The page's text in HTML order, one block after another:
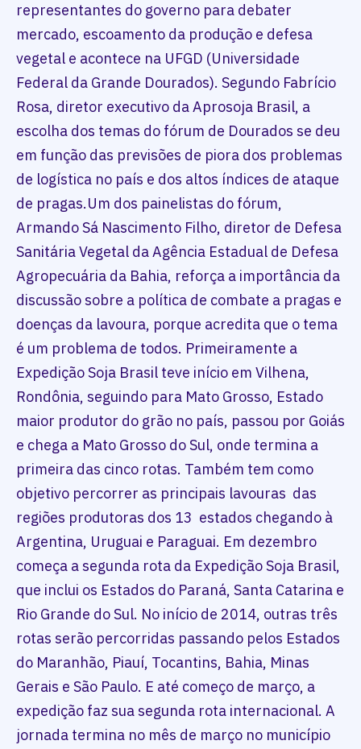
representantes do governo para debater
mercado, escoamento da produção e defesa
vegetal e acontece na UFGD (Universidade
Federal da Grande Dourados). Segundo Fabrício
Rosa, diretor executivo da Aprosoja Brasil, a
escolha dos temas do fórum de Dourados se deu
em função das previsões de piora dos problemas
de logística no país e dos altos índices de ataque
de pragas.Um dos painelistas do fórum,
Armando Sá Nascimento Filho, diretor de Defesa
Sanitária Vegetal da Agência Estadual de Defesa
Agropecuária da Bahia, reforça a importância da
discussão sobre a política de combate a pragas e
doenças da lavoura, porque acredita que o tema
é um problema de todos. Primeiramente a
Expedição Soja Brasil teve início em Vilhena,
Rondônia, seguindo para Mato Grosso, Estado
maior produtor do grão no país, passou por Goiás
e chega a Mato Grosso do Sul, onde termina a
primeira das cinco rotas. Também tem como
objetivo percorrer as principais lavouras das
regiões produtoras dos 13 estados chegando à
Argentina, Uruguai e Paraguai. Em dezembro
começa a segunda rota da Expedição Soja Brasil,
que inclui os Estados do Paraná, Santa Catarina e
Rio Grande do Sul. No início de 2014, outras três
rotas serão percorridas passando pelos Estados
do Maranhão, Piauí, Tocantins, Bahia, Minas
Gerais e São Paulo. E até começo de março, a
expedição faz sua segunda rota internacional. A
jornada termina no mês de março no município